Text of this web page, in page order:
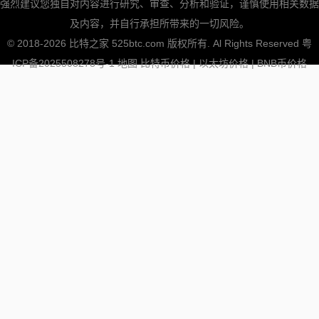
强烈建议您独自对内容进行研究、审查、分析和验证，谨慎使用相关数据
及内容，并自行承担所带来的一切风险。
© 2018-2026 比特之家 525btc.com 版权所有. Al Rights Reserved 粤
ICP备2025508278号-1 地图 比特币价格|以太坊价格|BNB币价格